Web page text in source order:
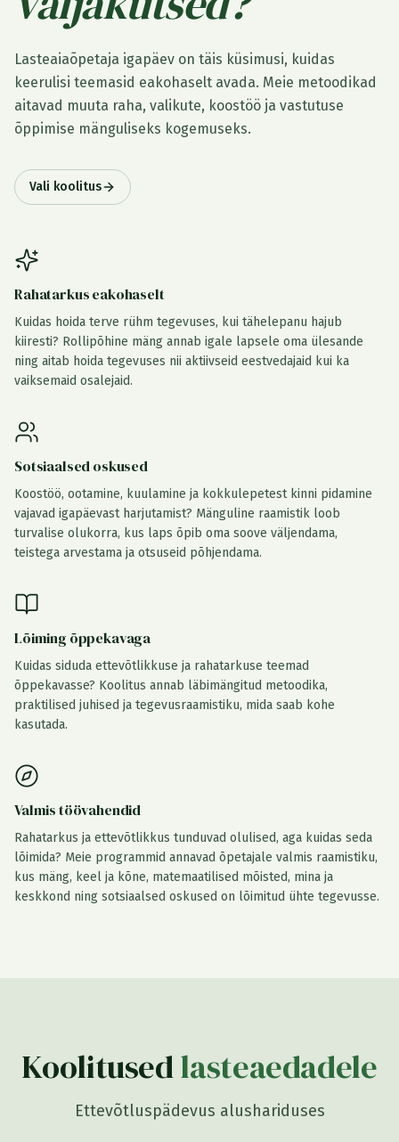
Lasteaiaõpetaja igapäev on täis küsimusi, kuidas
keerulisi teemasid eakohaselt avada. Meie metoodikad
aitavad muuta raha, valikute, koostöö ja vastutuse
õppimise mänguliseks kogemuseks.
Vali koolitus
Rahatarkus eakohaselt
Kuidas hoida terve rühm tegevuses, kui tähelepanu hajub
kiiresti? Rollipõhine mäng annab igale lapsele oma ülesande
ning aitab hoida tegevuses nii aktiivseid eestvedajaid kui ka
vaiksemaid osalejaid.
Sotsiaalsed oskused
Koostöö, ootamine, kuulamine ja kokkulepetest kinni pidamine
vajavad igapäevast harjutamist? Mänguline raamistik loob
turvalise olukorra, kus laps õpib oma soove väljendama,
teistega arvestama ja otsuseid põhjendama.
Lõiming õppekavaga
Kuidas siduda ettevõtlikkuse ja rahatarkuse teemad
õppekavasse? Koolitus annab läbimängitud metoodika,
praktilised juhised ja tegevusraamistiku, mida saab kohe
kasutada.
Valmis töövahendid
Rahatarkus ja ettevõtlikkus tunduvad olulised, aga kuidas seda
lõimida? Meie programmid annavad õpetajale valmis raamistiku,
kus mäng, keel ja kõne, matemaatilised mõisted, mina ja
keskkond ning sotsiaalsed oskused on lõimitud ühte tegevusse.
Koolitusedlasteaedadele
Ettevõtluspädevus alushariduses